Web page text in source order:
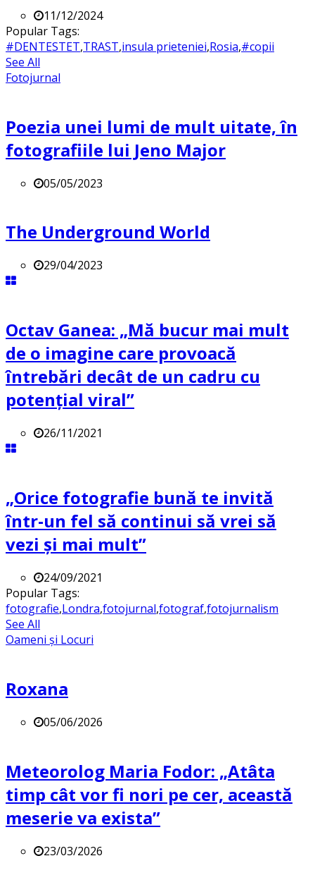
11/12/2024
Popular Tags:
#DENTESTET,TRAST,insula prieteniei,Rosia,#copii
See All
Fotojurnal
Poezia unei lumi de mult uitate, în
fotografiile lui Jeno Major
05/05/2023
The Underground World
29/04/2023
Octav Ganea: „Mă bucur mai mult
de o imagine care provoacă
întrebări decât de un cadru cu
potenţial viral”
26/11/2021
„Orice fotografie bună te invită
într-un fel să continui să vrei să
vezi și mai mult”
24/09/2021
Popular Tags:
fotografie,Londra,fotojurnal,fotograf,fotojurnalism
See All
Oameni și Locuri
Roxana
05/06/2026
Meteorolog Maria Fodor: „Atâta
timp cât vor fi nori pe cer, această
meserie va exista”
23/03/2026